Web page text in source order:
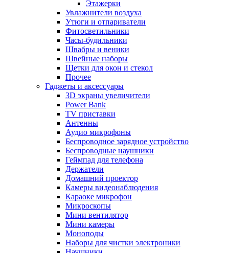
Этажерки
Увлажнители воздуха
Утюги и отпариватели
Фитосветильники
Часы-будильники
Швабры и веники
Швейные наборы
Щетки для окон и стекол
Прочее
Гаджеты и аксессуары
3D экраны увеличители
Power Bank
TV приставки
Антенны
Аудио микрофоны
Беспроводное зарядное устройство
Беспроводные наушники
Геймпад для телефона
Держатели
Домашний проектор
Камеры видеонаблюдения
Караоке микрофон
Микроскопы
Мини вентилятор
Мини камеры
Моноподы
Наборы для чистки электроники